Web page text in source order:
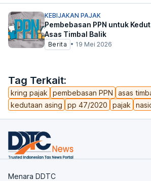
Tag Terkait:
kring pajak pembebasan PPN
asas
kedutaan asing
pp 47/2020 pajak
KEBIJAKAN PAJAK
Pembebasan PPN untuk
Asas Timbal Balik
Berita • 19 Mei 2026
Menara DDTC